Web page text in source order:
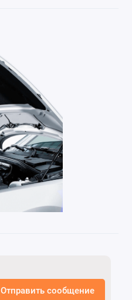
Отправить сообщение